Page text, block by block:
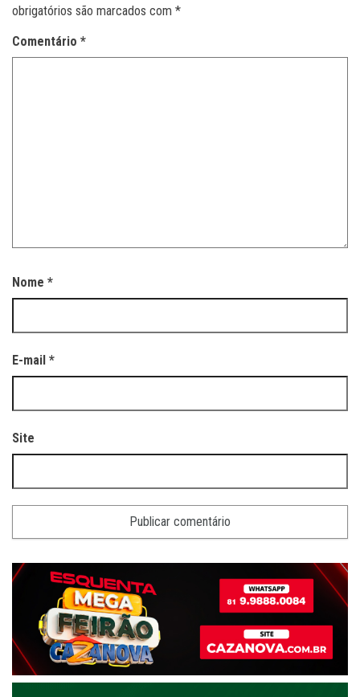
obrigatórios são marcados com *
Comentário *
Nome *
E-mail *
Site